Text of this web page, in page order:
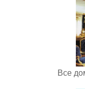
Все